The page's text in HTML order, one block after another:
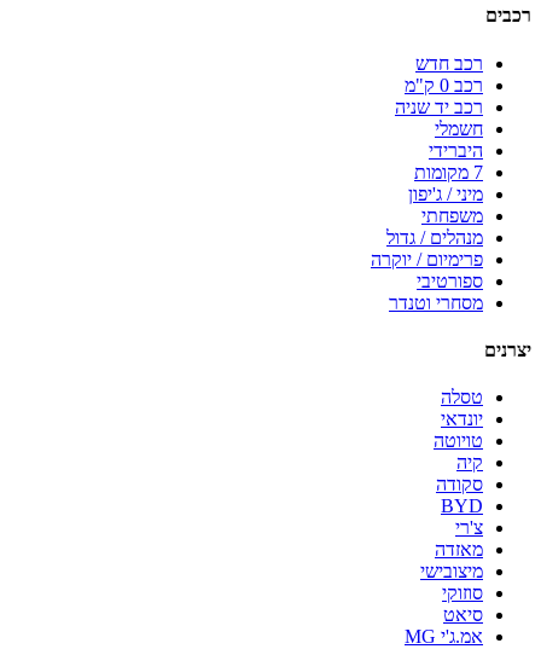
רכבים
רכב חדש
רכב 0 ק"מ
רכב יד שניה
חשמלי
היברידי
7 מקומות
מיני / ג'יפון
משפחתי
מנהלים / גדול
פרימיום / יוקרה
ספורטיבי
מסחרי וטנדר
יצרנים
טסלה
יונדאי
טויוטה
קיה
סקודה
BYD
צ'רי
מאזדה
מיצובישי
סוזוקי
סיאט
אמ.ג'י MG